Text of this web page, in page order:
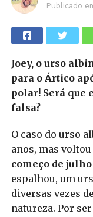
Publicado
Joey, o urso
para o Ártico
polar! Será que
falsa?
O caso do urso
anos, mas
começo de
espalhou, um
diversas vezes
natureza. Por